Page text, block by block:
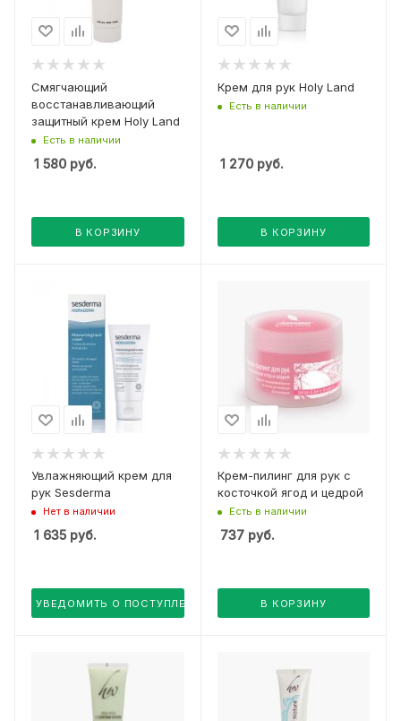
Смягчающий
восстанавливающий
защитный крем Holy Land
Есть в наличии
1 580 руб.
В КОРЗИНУ
Крем для рук Holy Land
Есть в наличии
1 270руб.
В КОРЗИНУ
Увлажняющий крем для
рук Sesderma
Нет в наличии
1 635 руб.
УВЕДОМИТЬ О ПОСТУПЛЕНИИ
Крем-пилинг для рук с
косточкой ягод и цедрой
Есть в наличии
737руб.
В КОРЗИНУ